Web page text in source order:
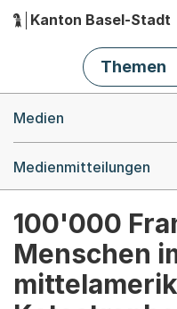
Hauptnavigation
Kanton Basel-Stadt
Themen
Medien
Medienmitteilungen
100'000
Menschen